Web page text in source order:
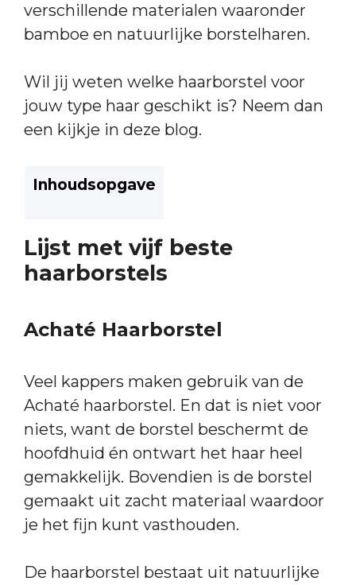
verschillende materialen waaronder
bamboe en natuurlijke borstelharen.
Wil jij weten welke haarborstel voor
jouw type haar geschikt is? Neem dan
een kijkje in deze blog.
Inhoudsopgave
Lijst met vijf beste
haarborstels
Achaté Haarborstel
Veel kappers maken gebruik van de
Achaté haarborstel. En dat is niet voor
niets, want de borstel beschermt de
hoofdhuid én ontwart het haar heel
gemakkelijk. Bovendien is de borstel
gemaakt uit zacht materiaal waardoor
je het fijn kunt vasthouden.
De haarborstel bestaat uit natuurlijke